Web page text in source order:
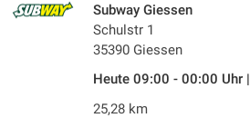
Subway Giessen
Schulstr 1
35390 Giessen
Heute 09:00 - 00:00 Uhr |
25,28 km